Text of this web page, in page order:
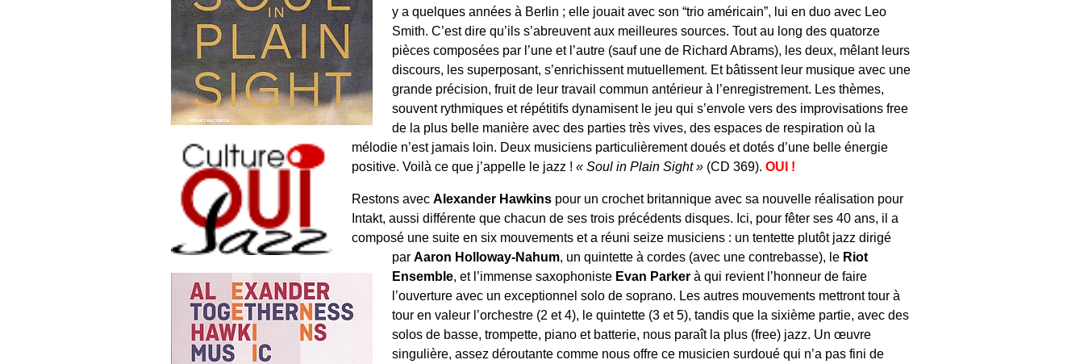
y a quelques années à Berlin ; elle jouait avec son “trio américain”, lui en duo avec Leo
Smith. C’est dire qu’ils s’abreuvent aux meilleures sources. Tout au long des quatorze
pièces composées par l’une et l’autre (sauf une de Richard Abrams), les deux, mêlant leurs
discours, les superposant, s’enrichissent mutuellement. Et bâtissent leur musique avec une
grande précision, fruit de leur travail commun antérieur à l’enregistrement. Les thèmes,
souvent rythmiques et répétitifs dynamisent le jeu qui s’envole vers des improvisations free
de la plus belle manière avec des parties très vives, des espaces de respiration où la
mélodie n’est jamais loin. Deux musiciens particulièrement doués et dotés d’une belle énergie
positive. Voilà ce que j’appelle le jazz !« Soul in Plain Sight » (CD 369).OUI !
Restons avecAlexander Hawkins pour un crochet britannique avec sa nouvelle réalisation pour
Intakt, aussi différente que chacun de ses trois précédents disques. Ici, pour fêter ses 40 ans, il a
composé une suite en six mouvements et a réuni seize musiciens : un tentette plutôt jazz dirigé
parAaron Holloway-Nahum, un quintette à cordes (avec une contrebasse), le Riot
Ensemble, et l’immense saxophoniste Evan Parker à qui revient l’honneur de faire
l’ouverture avec un exceptionnel solo de soprano. Les autres mouvements mettront tour à
tour en valeur l’orchestre (2 et 4), le quintette (3 et 5), tandis que la sixième partie, avec des
solos de basse, trompette, piano et batterie, nous paraît la plus (free) jazz. Un œuvre
singulière, assez déroutante comme nous offre ce musicien surdoué qui n’a pas fini de